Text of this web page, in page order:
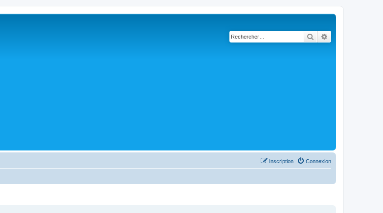
Rechercher
Connexion
Inscription